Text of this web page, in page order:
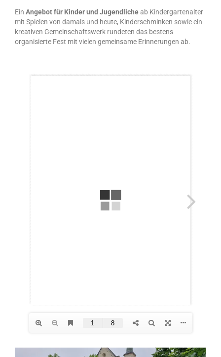
Ein Angebot für Kinder und Jugendlicheab Kindergartenalter
mit Spielen von damals und heute, Kinderschminken sowie ein
kreativen Gemeinschaftswerk rundeten das bestens
organisierte Fest mit vielen gemeinsame Erinnerungen ab.